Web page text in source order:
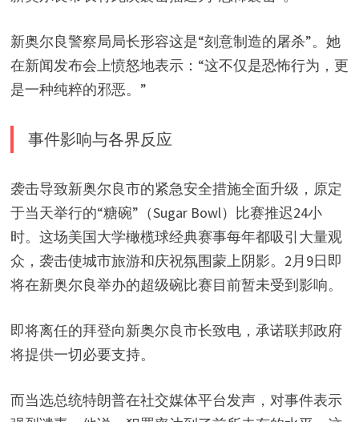
新奥尔良警察局局长形容这是“刻意制造的屠杀”。她
在新闻发布会上愤怒地表示：“这不仅是恐怖行为，更
是一种纯粹的邪恶。”
事件影响与各界反应
袭击导致新奥尔良市的紧急安全措施全面升级，原定
于当天举行的“糖碗”（Sugar Bowl）比赛推迟24小
时。这场美国大学橄榄球经典赛事每年都吸引大量观
众，袭击使城市旅游和庆祝氛围蒙上阴影。2月9日即
将在新奥尔良举办的超级碗比赛目前暂未受到影响。
即将离任的拜登向新奥尔良市长致电，承诺联邦政府
将提供一切必要支持。
而当选总统特朗普在社交媒体平台发声，对事件表示